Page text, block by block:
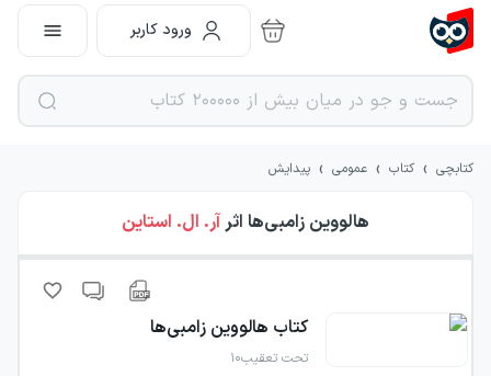
ورود کاربر
کتابچی › کتاب › عمومی › پیدایش
هالووین زامبی‌ها اثرآر. ال. استاین
کتاب هالووین زامبی‌ها
تحت تعقیب۱۰